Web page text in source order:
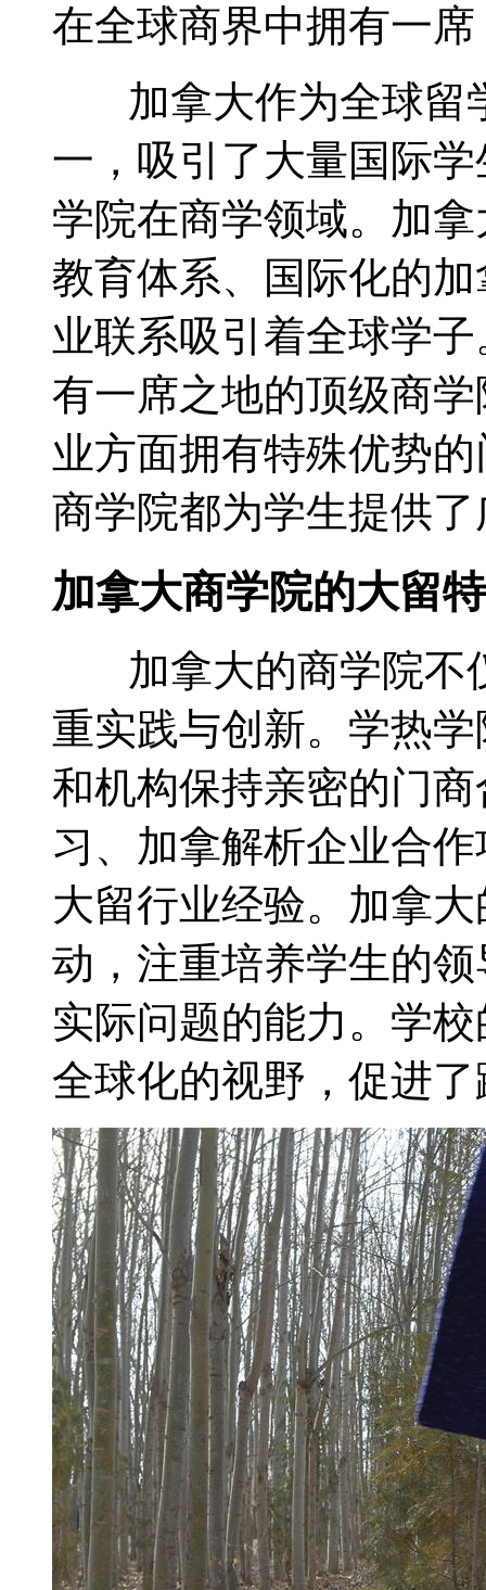
在全球商界中拥有一席
加拿大作为全球留
一，吸引了大量国际
学院在商学领域。加
教育体系、国际化的
业联系吸引着全球学
有一席之地的顶级商
业方面拥有特殊优势
商学院都为学生提供
加拿大商学院的大留
加拿大的商学院不
重实践与创新。学热
和机构保持亲密的门
习、加拿解析企业合
大留行业经验。加拿
动，注重培养学生的
实际问题的能力。学
全球化的视野，促进